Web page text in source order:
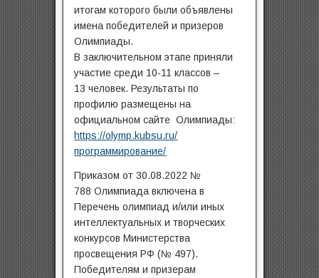
итогам которого были объявлены
имена победителей и призеров
Олимпиады.
В заключительном этапе приняли
участие среди 10-11 классов –
13 человек. Результаты по
профилю размещены на
официальном сайте Олимпиады:
https://olymp.kubsu.ru/
программирование/
Приказом от 30.08.2022 №
788 Олимпиада включена в
Перечень олимпиад и/или иных
интеллектуальных и творческих
конкурсов Министерства
просвещения РФ (№ 497).
Победителям и призерам